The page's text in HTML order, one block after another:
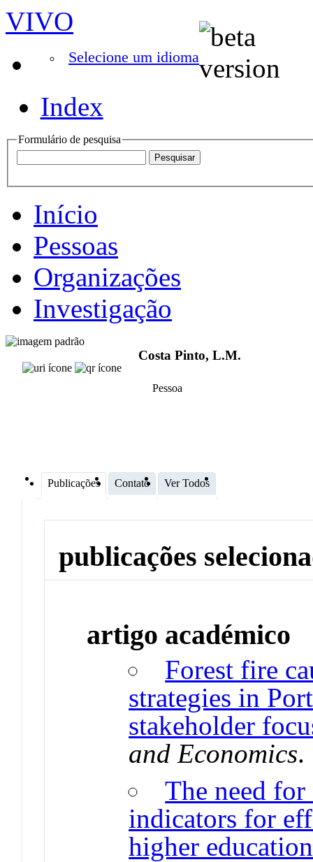
VIVO
Selecione um idioma
Index
Formulário de pesquisa
Início
Pessoas
Organizações
Investigação
Costa Pinto, L.M.
Pessoa
Publicações Contato Ver Todos
publicações
artigo académico
Forest fire
strategies in
stakeholder
and Economics
The need
indicators for
higher